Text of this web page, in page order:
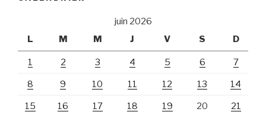
juin 2026
L
M M J V S D
1 2 3 4 5 6 7
8 9 10 11 12 13 14
15 16 17 18 19 20 21